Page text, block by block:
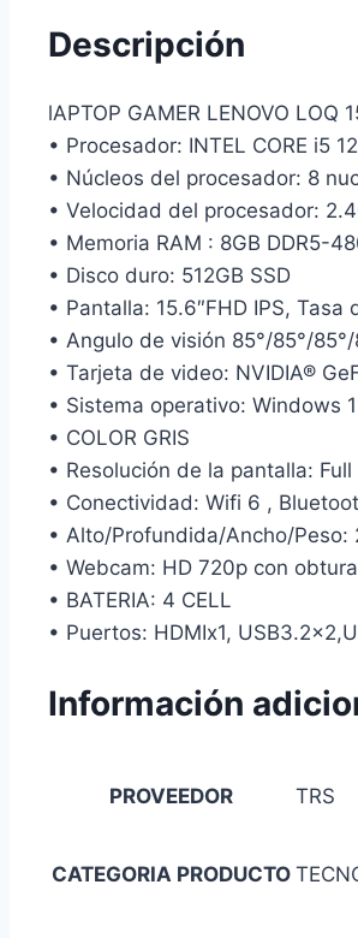
Descripción
lAPTOP GAMER LENOVO LOQ
• Procesador: INTEL CORE i5
• Núcleos del procesador: 8
• Velocidad del procesador:
• Memoria RAM : 8GB DDR5-
• Disco duro: 512GB SSD
• Pantalla: 15.6″FHD IPS,
• Angulo de visión 85°/85°/85°/
• Tarjeta de video: NVIDIA®
• Sistema operativo: Windows
• COLOR GRIS
• Resolución de la pantalla:
• Conectividad: Wifi 6 ,
• Alto/Profundida/Ancho/
• Webcam: HD 720p con
• BATERIA: 4 CELL
• Puertos: HDMIx1,
Información
PROVEEDOR TRS
CATEGORIA PRODUCTO